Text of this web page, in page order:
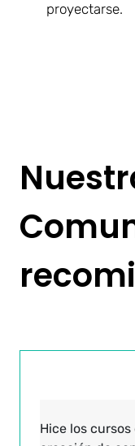
proyectarse.
Hice los